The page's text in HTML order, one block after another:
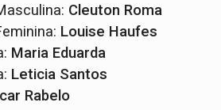
Cleuton Roma
Louise Haufes
Maria Eduarda
Leticia Santos
Rabelo